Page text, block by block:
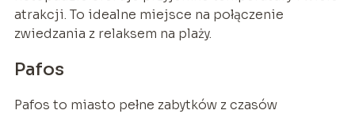
atrakcji. To idealne miejsce na połączenie
zwiedzania z relaksem na plaży.
Pafos
Pafos to miasto pełne zabytków z czasów